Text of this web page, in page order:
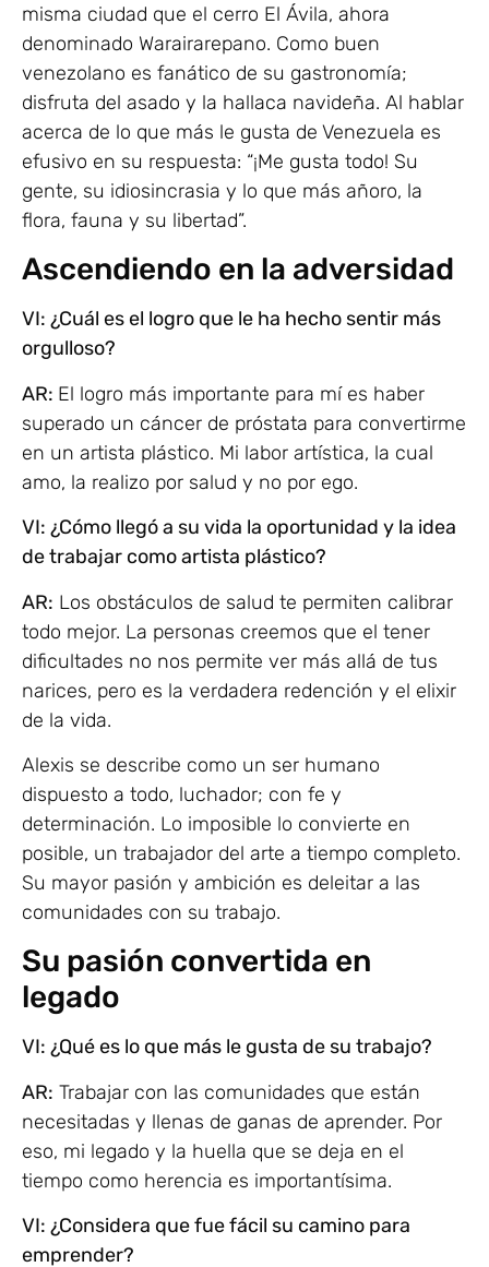
misma ciudad que el cerro El Ávila, ahora
denominado Warairarepano. Como buen
venezolano es fanático de su gastronomía;
disfruta del asado y la hallaca navideña. Al hablar
acerca de lo que más le gusta de Venezuela es
efusivo en su respuesta: “¡Me gusta todo! Su
gente, su idiosincrasia y lo que más añoro, la
flora, fauna y su libertad”.
Ascendiendo en la adversidad
VI: ¿Cuál es el logro que le ha hecho sentir más
orgulloso?
AR: El logro más importante para mí es haber
superado un cáncer de próstata para convertirme
en un artista plástico. Mi labor artística, la cual
amo, la realizo por salud y no por ego.
VI: ¿Cómo llegó a su vida la oportunidad y la idea
de trabajar como artista plástico?
AR: Los obstáculos de salud te permiten calibrar
todo mejor. La personas creemos que el tener
dificultades no nos permite ver más allá de tus
narices, pero es la verdadera redención y el elixir
de la vida.
Alexis se describe como un ser humano
dispuesto a todo, luchador; con fe y
determinación. Lo imposible lo convierte en
posible, un trabajador del arte a tiempo completo.
Su mayor pasión y ambición es deleitar a las
comunidades con su trabajo.
Su pasión convertida en
legado
VI: ¿Qué es lo que más le gusta de su trabajo?
AR: Trabajar con las comunidades que están
necesitadas y llenas de ganas de aprender. Por
eso, mi legado y la huella que se deja en el
tiempo como herencia es importantísima.
VI: ¿Considera que fue fácil su camino para
emprender?